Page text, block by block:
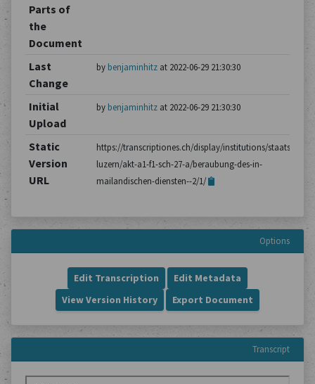
Parts of
the
Document
Last
Change
by benjaminhitzat 2022-06-29 21:30:30
Initial
Upload
by benjaminhitzat 2022-06-29 21:30:30
Static
Version
URL
https://transcriptiones.ch/display/institutions/
luzern/akt-a1-f1-sch-27-a/beraubung-des-in-
mailandischen-diensten--2/1/
Options
Edit Transcription
Edit Metadata
View Version History
Export Document
Transcript